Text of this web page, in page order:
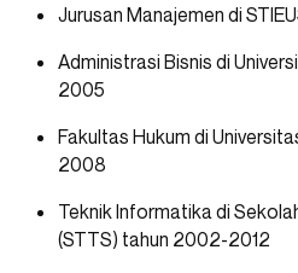
Jurusan Manajemen di
Administrasi Bisnis di
2005
Fakultas Hukum di
2008
Teknik Informatika di
(STTS) tahun 2002-2012